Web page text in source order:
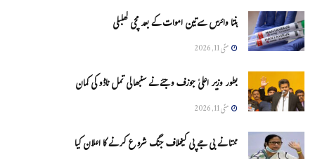
ہنتا وائرس سےتین اموات کے بعد مچی کھلبلی
مئی 11, 2026
بطور وزیر اعلیٰ جوزف وجئے نے سنبھالی تمل ناڈو کی کمان
مئی 11, 2026
ممتا نے بی جے پی کیخلاف جنگ شروع کرنے کا اعلان کیا